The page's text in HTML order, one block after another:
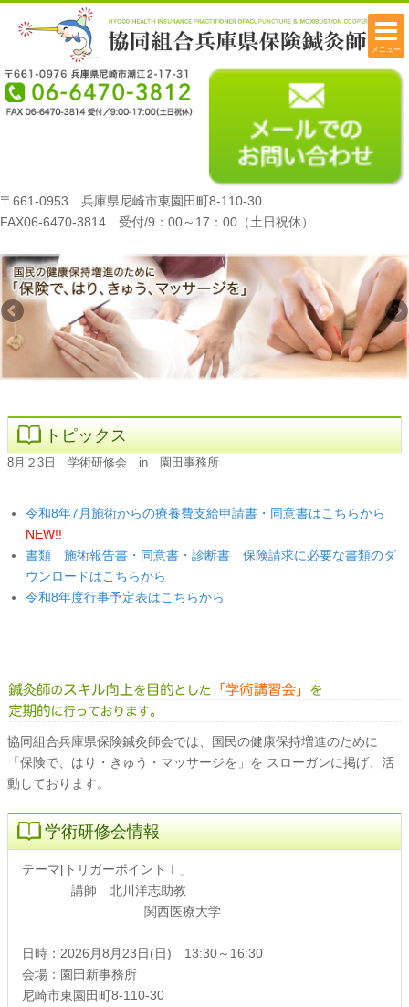
メニュー
〒661-0953 兵庫県尼崎市東園田町8-110-30
FAX06-6470-3814 受付/9：00～17：00（土日祝休）
トピックス
8月２3日 学術研修会 in 園田事務所
令和8年7月施術からの療養費支給申請書・同意書はこちらから
NEW!!
書類 施術報告書・同意書・診断書
保険請求に必要な書類のダ
ウンロードはこちらから
令和8年度行事予定表はこちらから
協同組合兵庫県保険鍼灸師会では、国民の健康保持増進のために
「保険で、はり・きゅう・マッサージを」を スローガンに掲げ、活
動しております。
学術研修会情報
テーマ[トリガーポイントⅠ」
講師 北川洋志助教
関西医療大学
日時：2026月8月23日(日) 13:30～16:30
会場：園田新事務所
尼崎市東園田町8-110-30